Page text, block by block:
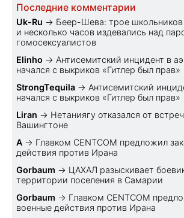
Последние комментарии
Uk-Ru → Беер-Шева: трое школьников
и несколько часов издевались над
гомосексуалистов
Elinho → Антисемитский инцидент в
начался с выкриков «Гитлер был прав»
StrongTequila → Антисемитский
начался с выкриков «Гитлер был прав»
Liran → Нетаниягу отказался от
Вашингтоне
A → Главком CENTCOM предложил
действия против Ирана
Gorbaum → ЦАХАЛ разыскивает
территории поселения в Самарии
Gorbaum → Главком CENTCOM
военные действия против Ирана